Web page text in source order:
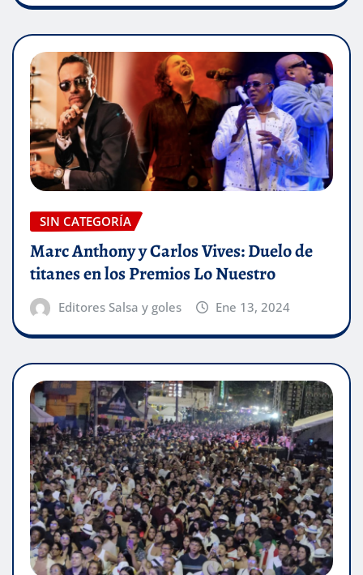
SIN CATEGORÍA
Marc Anthony y Carlos Vives: Duelo de
titanes en los Premios Lo Nuestro
Editores Salsa y goles Ene 13, 2024